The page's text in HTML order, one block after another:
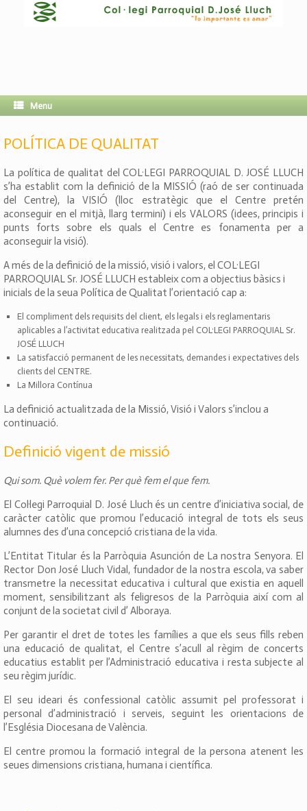
Menu
POLÍTICA DE QUALITAT
La política de qualitat del COL·LEGI PARROQUIAL D. JOSÉ LLUCH
s’ha establit com la definició de la MISSIÓ (raó de ser continuada
del Centre), la VISIÓ (lloc estratègic que el Centre pretén
aconseguir en el mitjà, llarg termini) i els VALORS (idees, principis i
punts forts sobre els quals el Centre es fonamenta per a
aconseguir la visió).
A més de la definició de la missió, visió i valors, el COL·LEGI
PARROQUIAL Sr. JOSÉ LLUCH estableix com a objectius bàsics i
inicials de la seua Política de Qualitat l’orientació cap a:
El compliment dels requisits del client, els legals i els reglamentaris
aplicables a l’activitat educativa realitzada pel COL·LEGI PARROQUIAL Sr.
JOSÉ LLUCH
La satisfacció permanent de les necessitats, demandes i expectatives dels
clients del CENTRE.
La Millora Contínua
La definició actualitzada de la Missió, Visió i Valors s’inclou a
continuació.
Definició vigent de missió
Qui som. Què volem fer. Per què fem el que fem.
El Col·legi Parroquial D. José Lluch és un centre d’iniciativa social, de
caràcter catòlic que promou l’educació integral de tots els seus
alumnes des d’una concepció cristiana de la vida.
L’Entitat Titular és la Parròquia Asunción de La nostra Senyora. El
Rector Don José Lluch Vidal, fundador de la nostra escola, va saber
transmetre la necessitat educativa i cultural que existia en aquell
moment, sensibilitzant als feligresos de la Parròquia així com al
conjunt de la societat civil d’ Alboraya.
Per garantir el dret de totes les famílies a que els seus fills reben
una educació de qualitat, el Centre s’acull al règim de concerts
educatius establit per l’Administració educativa i resta subjecte al
seu règim jurídic.
El seu ideari és confessional catòlic assumit pel professorat i
personal d’administració i serveis, seguint les orientacions de
l’Església Diocesana de València.
El centre promou la formació integral de la persona atenent les
seues dimensions cristiana, humana i científica.